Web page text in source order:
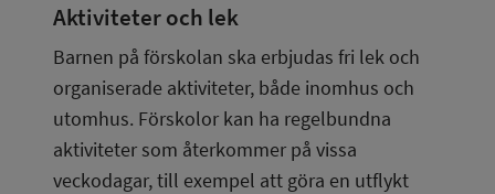
Aktiviteter och lek
Barnen på förskolan ska erbjudas fri lek och
organiserade aktiviteter, både inomhus och
utomhus. Förskolor kan ha regelbundna
aktiviteter som återkommer på vissa
veckodagar, till exempel att göra en utflykt